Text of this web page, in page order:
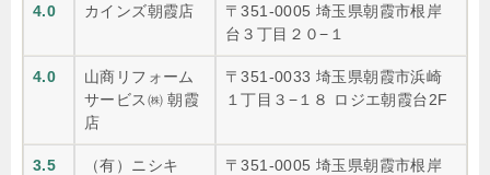
4.0 カインズ朝霞店
〒351-0005 埼玉県朝霞市根岸
台３丁目２０−１
4.0
山商リフォーム
サービス㈱ 朝霞
店
〒351-0033 埼玉県朝霞市浜崎
１丁目３−１８ ロジエ朝霞台2F
3.5 （有）ニシキ
〒351-0005 埼玉県朝霞市根岸